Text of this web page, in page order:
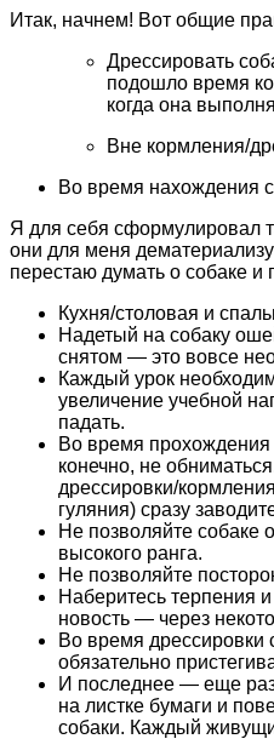
Итак, начнем! Вот общие
Дрессировать
подошло время
когда она
Вне кормления/
Во время нахождения
Я для себя сформулировал
они для меня
перестаю думать о собаке и
Кухня/столовая и
Надетый на собаку
снятом — это вовсе
Каждый урок
увеличение учебной
падать.
Во время прохождения
конечно, не
дрессировки/
гуляния) сразу
Не позволяйте собаке
высокого ранга.
Не позволяйте
Наберитесь терпения
новость — через
Во время дрессировки
обязательно
И последнее — еще раз
на листке бумаги и
собаки. Каждый